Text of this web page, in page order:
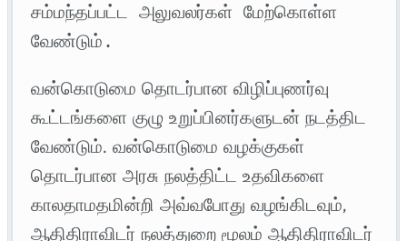
சம்மந்தப்பட்ட அலுவலர்கள் மேற்கொள்ள
வேண்டும்.
வன்கொடுமை தொடர்பான விழிப்புணர்வு
கூட்டங்களை குழு உறுப்பினர்களுடன் நடத்திட
வேண்டும். வன்கொடுமை வழக்குகள்
தொடர்பான அரசு நலத்திட்ட உதவிகளை
காலதாமதமின்றி அவ்வபோது வழங்கிடவும்,
ஆதிதிராவிடர் நலத்துறை மூலம் ஆதிதிராவிடர்